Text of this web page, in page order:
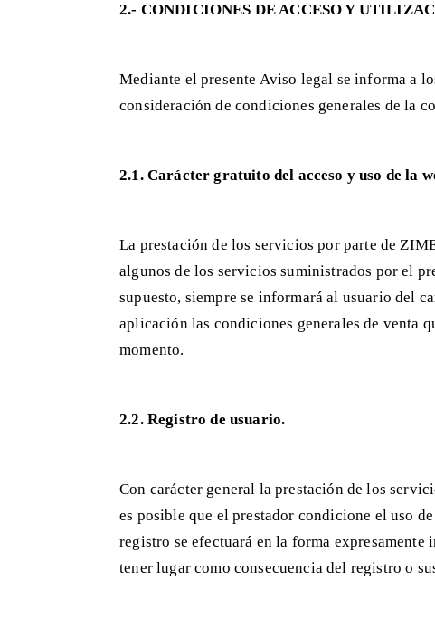
2.- CONDICIONES DE ACCESO Y
Mediante el presente Aviso legal se informa a
consideración de condiciones generales de la
2.1. Carácter gratuito del acceso y uso de la
La prestación de los servicios por parte de
algunos de los servicios suministrados por el
supuesto, siempre se informará al usuario del
aplicación las condiciones generales de venta
momento.
2.2. Registro de usuario.
Con carácter general la prestación de los
es posible que el prestador condicione el uso
registro se efectuará en la forma
tener lugar como consecuencia del registro o